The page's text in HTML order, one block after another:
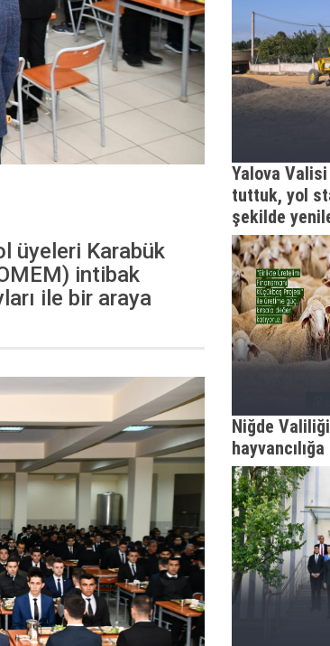
üyeleri Karabük
intibak
ile bir araya
Yalova
tuttuk, yol
şekilde
Niğde